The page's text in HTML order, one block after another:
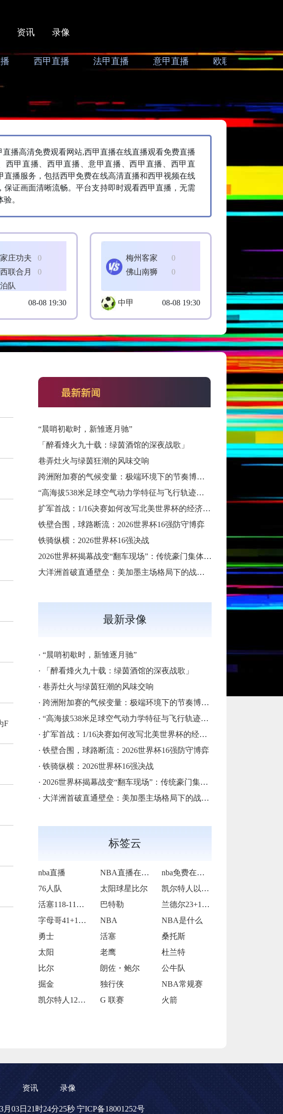
资讯 录像
西甲直播 法甲直播 意甲直播 欧联直播
播高清免费观看网站,西甲直播在线直播观看免费直播
甲直播、西甲直播、意甲直播、西甲直播、西甲直
播服务，包括西甲免费在线高清直播和西甲视频在线
证画面清晰流畅。平台支持即时观看西甲直播，无需
。
0
庄功夫
0
联合月
队
08-08 19:30
0
梅州客家
0
佛山南狮
中甲 08-08 19:30
F
“晨哨初歇时，新雏逐月驰”
「醉看烽火九十载：绿茵酒馆的深夜战歌」
巷弄灶火与绿茵狂潮的风味交响
跨洲附加赛的气候变量：极端环境下的节奏博弈与战术自适应
“高海拔538米足球空气动力学特征与飞行轨迹调控机制——以2026世界杯BBVA球场为实证场景”
扩军首战：1/16决赛如何改写北美世界杯的经济版图
铁壁合围，球路断流：2026世界杯16强防守博弈
铁骑纵横：2026世界杯16强决战
2026世界杯揭幕战变“翻车现场”：传统豪门集体遇险
大洋洲首破直通壁垒：美加墨主场格局下的战术体系重构
最新录像
· “晨哨初歇时，新雏逐月驰”
·
「醉看烽火九十载：绿茵酒馆的深夜战歌」
· 巷弄灶火与绿茵狂潮的风味交响
· 跨洲附加赛的气候变量：极端环境下的节奏博弈与战术自适应
· “高海拔538米足球空气动力学特征与飞行轨迹调控机制——以2026世界杯BBVA球场为实证场景”
· 扩军首战：1/16决赛如何改写北美世界杯的经济版图
· 铁壁合围，球路断流：2026世界杯16强防守博弈
· 铁骑纵横：2026世界杯16强决战
· 2026世界杯揭幕战变“翻车现场”：传统豪门集体遇险
· 大洋洲首破直通壁垒：美加墨主场格局下的战术体系重构
标签云
nba直播 NBA直播在线观看
nba免费在线高清直播
76人队
太阳球星比尔
凯尔特人以92-105不敌雷霆
活塞118-115逆转险胜开拓者
巴特勒
兰德尔23+10爱德华兹19中5 森林狼
字母哥41+14班凯罗复出34+7 雄鹿
NBA
NBA是什么
勇士
活塞
桑托斯
太阳
老鹰
杜兰特
比尔
朗佐・鲍尔
公牛队
掘金
独行侠
NBA常规赛
凯尔特人120-119险胜鹈鹕
G 联赛 火箭
资讯 录像
月03日21时24分25秒 宁ICP备18001252号